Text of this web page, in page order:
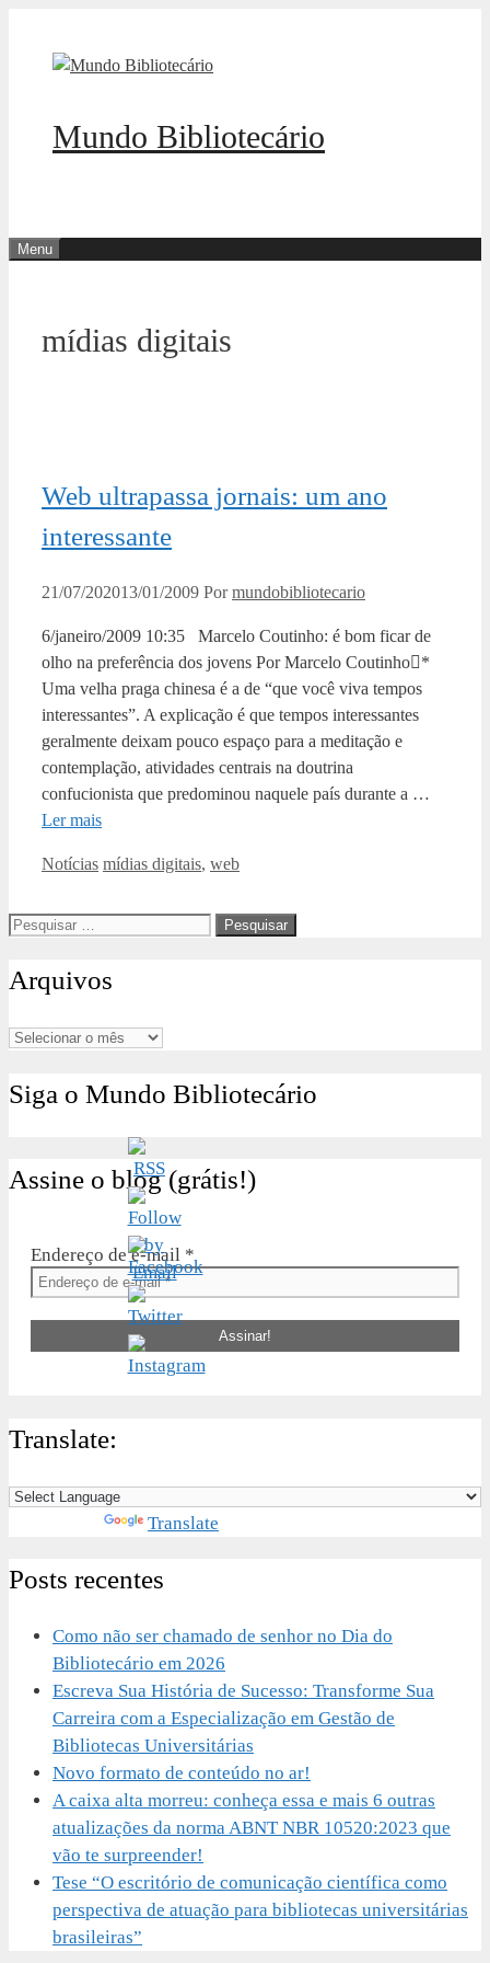
Mundo Bibliotecário
Menu
mídias digitais
Web ultrapassa jornais: um ano
interessante
21/07/202013/01/2009 Pormundobibliotecario
6/janeiro/2009 10:35 Marcelo Coutinho: é bom ficar de
olho na preferência dos jovens Por Marcelo Coutinho*
Uma velha praga chinesa é a de “que você viva tempos
interessantes”. A explicação é que tempos interessantes
geralmente deixam pouco espaço para a meditação e
contemplação, atividades centrais na doutrina
confucionista que predominou naquele país durante a …
Ler mais
Categorias
Notícias Tags
mídias digitais, web
Pesquisar
Arquivos
Arquivos
Siga o Mundo Bibliotecário
Assine o blog (grátis!)
Endereço de e-mail *
Translate:
Translate
Posts recentes
Como não ser chamado de senhor no Dia do
Bibliotecário em 2026
Escreva Sua História de Sucesso: Transforme Sua
Carreira com a Especialização em Gestão de
Bibliotecas Universitárias
Novo formato de conteúdo no ar!
A caixa alta morreu: conheça essa e mais 6 outras
atualizações da norma ABNT NBR 10520:2023 que
vão te surpreender!
Tese “O escritório de comunicação científica como
perspectiva de atuação para bibliotecas universitárias
brasileiras”